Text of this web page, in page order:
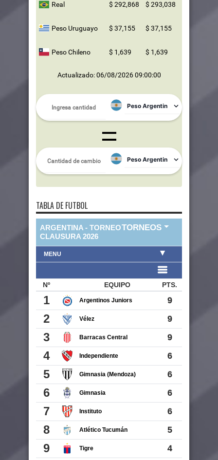
Real $ 292,868 $ 293,038
Peso Uruguayo $ 37,155 $ 37,155
Peso Chileno $ 1,639 $ 1,639
Actualizado: 06/08/2026 09:00:00
TABLA DE FUTBOL